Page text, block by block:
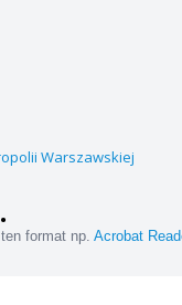
Warszawskiej
format np. Acrobat